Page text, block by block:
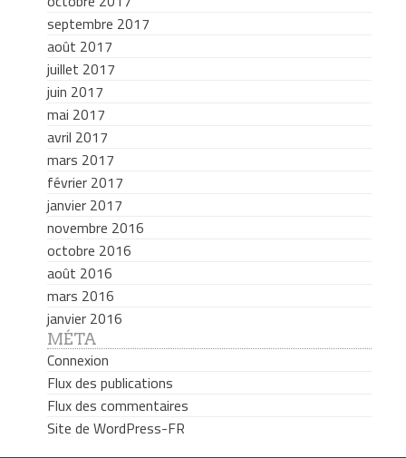
septembre 2017
août 2017
juillet 2017
juin 2017
mai 2017
avril 2017
mars 2017
février 2017
janvier 2017
novembre 2016
octobre 2016
août 2016
mars 2016
janvier 2016
MÉTA
Connexion
Flux des publications
Flux des commentaires
Site de WordPress-FR